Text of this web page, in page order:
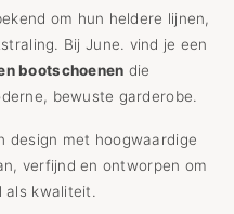
om hun heldere lijnen,
Bij June. vind je een
bootschoenen die
bewuste garderobe.
design met hoogwaardige
verfijnd en ontworpen om
als kwaliteit.